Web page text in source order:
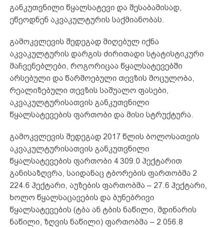
განკუთვნილი წყალსატევი და შესაბამისად,
ეწეოდნენ აკვაკულტურის საქმიანობას.
გამოკვლევის შედეგად მიღებულ იქნა
აკვაკულტურის დარგის ძირითადი სტატისტიკური
მაჩვენებლები, როგორიცაა წყალსატევებში
არსებული და წარმოებული თევზის მოცულობა,
რეალიზებული თევზის საშუალო ფასები,
აკვაკულტურისათვის განკუთვნილი
წყალსატევების ფართობი და მისი სტრუქტურა.
გამოკვლევის შედეგად 2017 წლის ბოლოსათვის
აკვაკულტურისათვის განკუთვნილი
წყალსატევების ფართობი 4 309.0 ჰექტარით
განისაზღვრა, საიდანაც ტბორების ფართობმა 2
224.6 ჰექტარი, აუზების ფართობმა – 27.6 ჰექტარი,
ხოლო წყალსაცავების და ბუნებრივი
წყალსატევების (ტბა ან ტბის ნაწილი, მდინარის
ნაწილი, ზღვის ნაწილი) ფართობმა – 2 056.8